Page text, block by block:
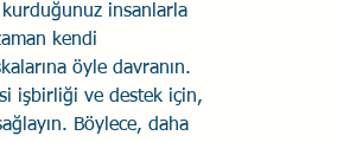
insanlarla
kendi
öyle davranın.
işbirliği ve destek için,
Böylece, daha